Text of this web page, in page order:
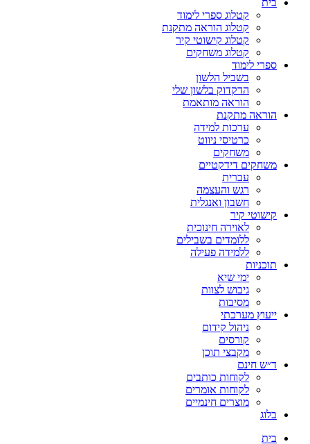
קטלוג ספרי לימוד
קטלוג הוראה מתקנת
קטלוג קישוטי קיר
קטלוג משחקים
ספרי לימוד
בשביל הלשון
הדקדוק בלשון שלי
הוראה מותאמת
הוראה מתקנת
ערכות למידה
כרטיסי ניווט
משחקים
משחקים דידקטיים
עברית
רגש והעצמה
חשבון ואנגלית
קישוטי קיר
לאוירה חינוכית
ללומדים בשבילים
ללמידה פעילה
תוכניות
ימי שיא
גיבוש לצוות
מסיבות
ייעוץ מערכתי
ניהול קידום
קורסים
מקבצי תוכן
ד״ש חינם
לקוחות כותבים
לקוחות אומרים
מוצרים חינמיים